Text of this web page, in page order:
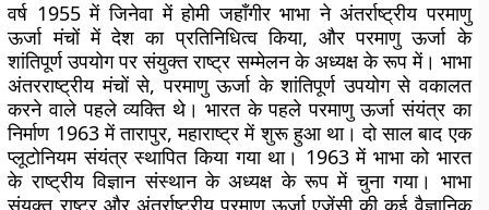
वर्ष 1955 में जिनेवा में होमी जहाँगीर भाभा ने अंतर्राष्ट्रीय परमाणु
ऊर्जा मंचों में देश का प्रतिनिधित्व किया, और परमाणु ऊर्जा के
शांतिपूर्ण उपयोग पर संयुक्त राष्ट्र सम्मेलन के अध्यक्ष के रूप में। भाभा
अंतरराष्ट्रीय मंचों से, परमाणु ऊर्जा के शांतिपूर्ण उपयोग से वकालत
करने वाले पहले व्यक्ति थे। भारत के पहले परमाणु ऊर्जा संयंत्र का
निर्माण 1963 में तारापुर, महाराष्ट्र में शुरू हुआ था। दो साल बाद एक
प्लूटोनियम संयंत्र स्थापित किया गया था। 1963 में भाभा को भारत
के राष्ट्रीय विज्ञान संस्थान के अध्यक्ष के रूप में चुना गया। भाभा
संयुक्त राष्ट्र और अंतर्राष्ट्रीय परमाणु ऊर्जा एजेंसी की कई वैज्ञानिक